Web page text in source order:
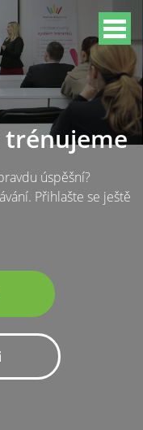
trénujeme
úspěšní?
Přihlašte se ještě